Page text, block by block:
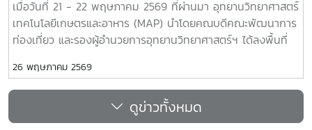
เเสงเจริญ เข้าเยี่ยมชมเทคโนโลยี 3D Printing ภายใต้ชมรมผู้
ประกอบการนักศึกษา เข้าศึกษากระบวนการผลิตในการประยุกต์ใช้
เทคโนโลยี 3D Food Printing สำหรับการขึ้นรูปช็อกโกแลต
ชมรมผู้ประกอบการนักศึกษา และเข้าศึกษาดูงาน บริษัท เอวา ซีด
จำกัด เข้าศึกษากระบวนการผลิตการคลุกเคลือบเมล็ดพันธุ์
ข้าวโพด และเมล็ดพันธุ์ดอกดาวเรือง บรรยายโดย นางสาวอ
รัญญา สิงโสภา ผู้ประกอบการนักศึกษาจาก (UBI)
ท่องเที่ยว และรองผู้อำนวยการอุทยานวิทยาศาสตร์ฯ ได้ลงพื้นที่
จัดกิจกรรมเชิงปฏิบัติการ ณ ศูนย์การเรียนรู้ท่องเที่ยวชุมชนบ้าน
หนองบัว (ไร่ผู้ใหญ่มูล) และติดตามความคืบหน้าโครงการขับ
เคลื่อนเศรษฐกิจฐานราก ร่วมกับ วิสาหกิจชุมชนวิถีพึ่งพาตนเอง
การ "เทคโนโลยีการเกษตร" ควบคู่กับ "การท่องเที่ยวเชิง
สร้างสรรค์" เพื่อเปลี่ยนต้นทุนทางธรรมชาติและภูมิปัญญาท้องถิ่น
26 พฤษภาคม 2569
ดูข่าวทั้งหมด